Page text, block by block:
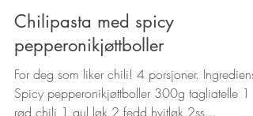
Chilipasta med spicy
pepperonikjøttboller